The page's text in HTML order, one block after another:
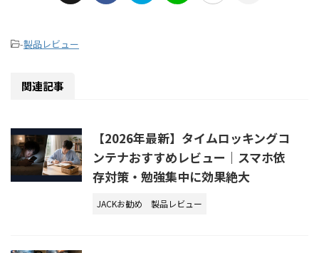
-製品レビュー
関連記事
【2026年最新】タイムロッキングコ
ンテナおすすめレビュー｜スマホ依
存対策・勉強集中に効果絶大
JACKお勧め 製品レビュー